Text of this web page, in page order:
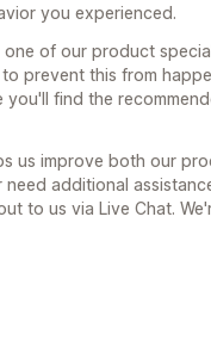
you experienced.
of our product
prevent this from
you'll find the
us improve both our
additional
to us via Live Chat.